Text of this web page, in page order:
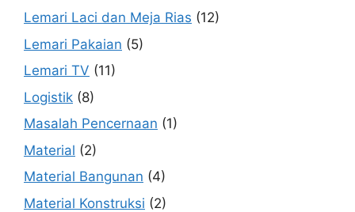
Lemari Laci dan Meja Rias (12)
Lemari Pakaian (5)
Lemari TV (11)
Logistik (8)
Masalah Pencernaan (1)
Material (2)
Material Bangunan (4)
Material Konstruksi (2)